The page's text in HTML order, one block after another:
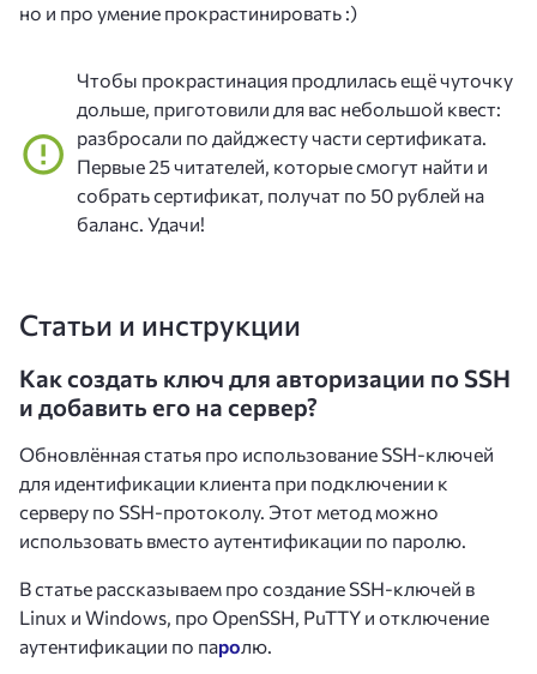
но и про умение прокрастинировать :)
Чтобы прокрастинация продлилась ещё чуточку
дольше, приготовили для вас небольшой квест:
разбросали по дайджесту части сертификата.
Первые 25 читателей, которые смогут найти и
собрать сертификат, получат по 50 рублей на
баланс. Удачи!
Статьи и инструкции
Как создать ключ для авторизации по SSH
и добавить его на сервер?
Обновлённая статья про использование SSH-ключей
для идентификации клиента при подключении к
серверу по SSH-протоколу. Этот метод можно
использовать вместо аутентификации по паролю.
В статье рассказываем про создание SSH-ключей в
Linux и Windows, про OpenSSH, PuTTY и отключение
аутентификации по паролю.